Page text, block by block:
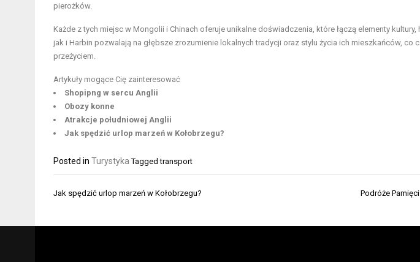
pierożków.
Każde z tych miejsc w Mongolii i Chinach oferuje unikalne doświadczenia, które łączą elementy kultury,
jak i Harbin pozwalają na głębsze zrozumienie lokalnych tradycji oraz stylu życia ich mieszkańców, co
przeżyciem.
Artykuły mogące Cię zainteresować
Shopipng w sercu Anglii
Obozy konne
Atrakcje południowej Anglii
Jak spędzić urlop marzeń w Kołobrzegu?
Posted in Turystyka Taggedtransport
Nawigacja
Jak spędzić urlop marzeń w Kołobrzegu?
Podróże